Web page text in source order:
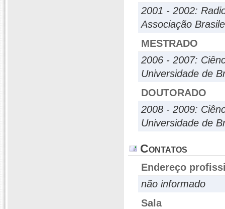
2001 - 2002:
Associação
MESTRADO
2006 - 2007:
Universidade de
DOUTORADO
2008 - 2009:
Universidade de
Contatos
Endereço
não informado
Sala